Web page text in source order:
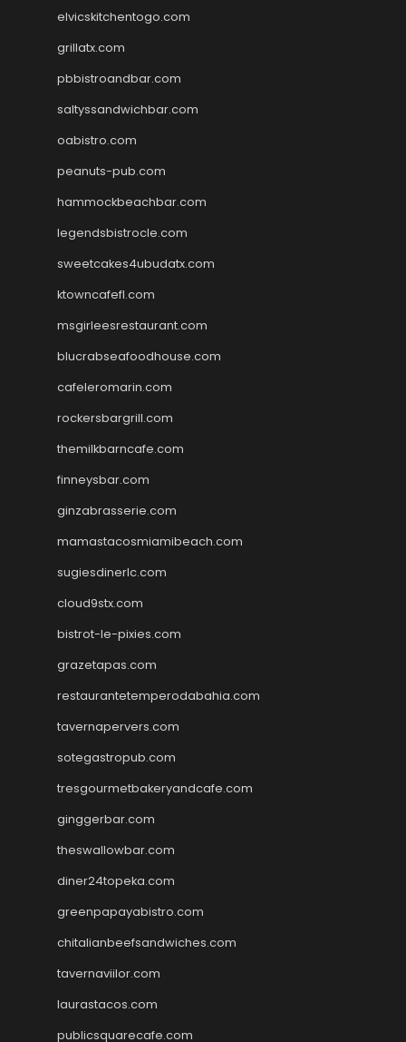
elvicskitchentogo.com
grillatx.com
pbbistroandbar.com
saltyssandwichbar.com
oabistro.com
peanuts-pub.com
hammockbeachbar.com
legendsbistrocle.com
sweetcakes4ubudatx.com
ktowncafefl.com
msgirleesrestaurant.com
blucrabseafoodhouse.com
cafeleromarin.com
rockersbargrill.com
themilkbarncafe.com
finneysbar.com
ginzabrasserie.com
mamastacosmiamibeach.com
sugiesdinerlc.com
cloud9stx.com
bistrot-le-pixies.com
grazetapas.com
restaurantetemperodabahia.com
tavernapervers.com
sotegastropub.com
tresgourmetbakeryandcafe.com
ginggerbar.com
theswallowbar.com
diner24topeka.com
greenpapayabistro.com
chitalianbeefsandwiches.com
tavernaviilor.com
laurastacos.com
publicsquarecafe.com